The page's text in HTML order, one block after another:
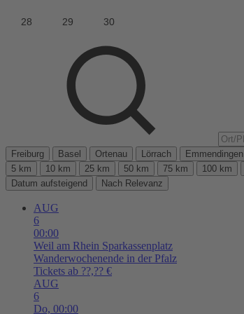
Freiburg
Basel Ortenau Lörrach Emmendingen
5 km
10 km 25 km 50 km 75 km 100 km
Datum aufsteigend
Nach Relevanz
AUG
6
00:00
Weil am Rhein Sparkassenplatz
Wanderwochenende in der Pfalz
Tickets ab ??,?? €
AUG
6
Do, 00:00